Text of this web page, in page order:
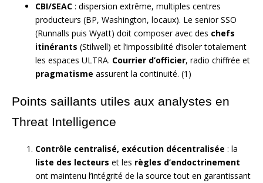
CBI/SEAC : dispersion extrême, multiples centres
producteurs (BP, Washington, locaux). Le senior SSO
(Runnalls puis Wyatt) doit composer avec des chefs
itinérants (Stilwell) et l’impossibilité d’isoler totalement
les espaces ULTRA. Courrier d’officier, radio chiffrée et
pragmatisme assurent la continuité. (1)
Points saillants utiles aux analystes en
Threat Intelligence
Contrôle centralisé, exécution décentralisée : la
liste des lecteurs et les règles d’endoctrinement
ont maintenu l’intégrité de la source tout en garantissant